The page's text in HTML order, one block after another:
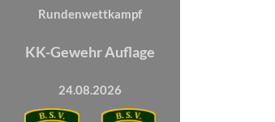
Rundenwettkampf
KK-Gewehr Auflage
24.08.2026